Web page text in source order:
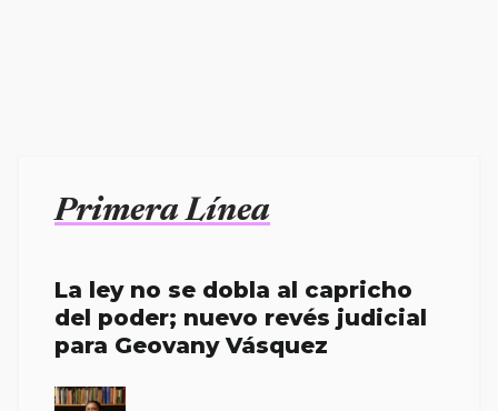
Primera Línea
La ley no se dobla al capricho
del poder; nuevo revés judicial
para Geovany Vásquez